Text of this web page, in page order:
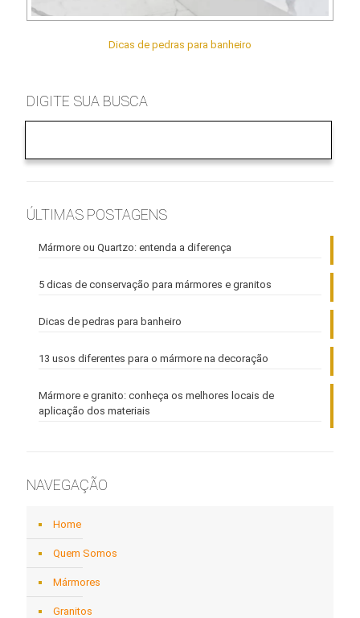
Dicas de pedras para banheiro
DIGITE SUA BUSCA
ÚLTIMAS POSTAGENS
Mármore ou Quartzo: entenda a diferença
5 dicas de conservação para mármores e granitos
Dicas de pedras para banheiro
13 usos diferentes para o mármore na decoração
Mármore e granito: conheça os melhores locais de
aplicação dos materiais
NAVEGAÇÃO
Home
Quem Somos
Mármores
Granitos